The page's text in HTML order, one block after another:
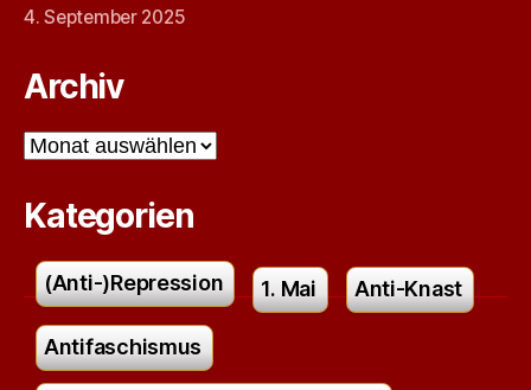
4. September 2025
Archiv
Archiv
Kategorien
(Anti-)Repression 1. Mai Anti-Knast
Antifaschismus